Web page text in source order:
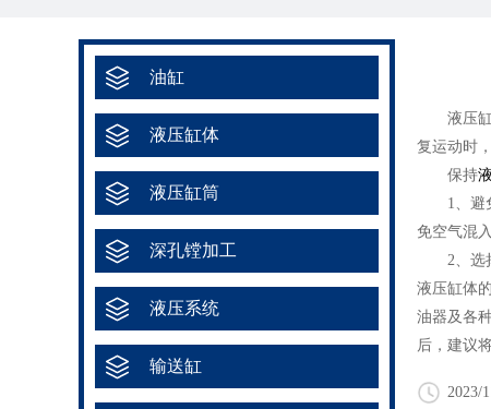
油缸
液压缸体
液压缸筒
深孔镗加工
液压系统
输送缸
液压缸
复运动时
保持
1、避免
免空气混
2、选择
液压缸体
油器及各
后，建议
2023/